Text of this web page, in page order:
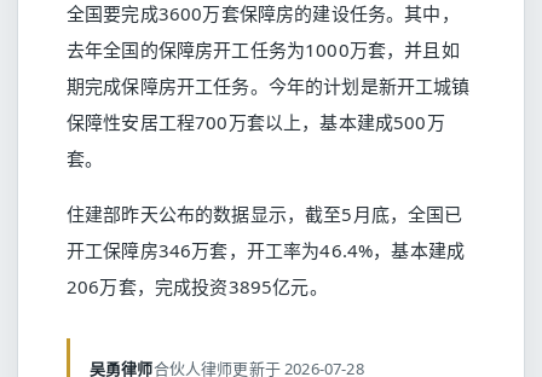
全国要完成3600万套保障房的建设任务。其中，
去年全国的保障房开工任务为1000万套，并且如
期完成保障房开工任务。今年的计划是新开工城镇
保障性安居工程700万套以上，基本建成500万
套。
住建部昨天公布的数据显示，截至5月底，全国已
开工保障房346万套，开工率为46.4%，基本建成
206万套，完成投资3895亿元。
吴勇律师合伙人律师更新于 2026-07-28